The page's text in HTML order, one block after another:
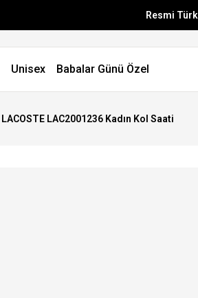
Resmi
Unisex Babalar Günü Özel
LACOSTE LAC2001236 Kadın Kol Saati